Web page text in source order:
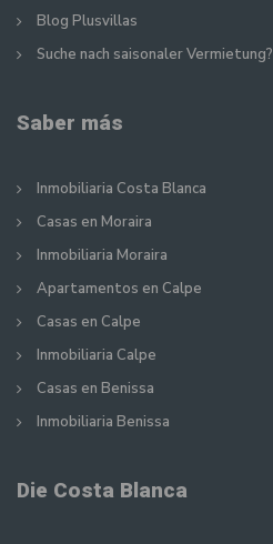
Blog Plusvillas
Suche nach saisonaler Vermietung?
Saber más
Inmobiliaria Costa Blanca
Casas en Moraira
Inmobiliaria Moraira
Apartamentos en Calpe
Casas en Calpe
Inmobiliaria Calpe
Casas en Benissa
Inmobiliaria Benissa
Die Costa Blanca